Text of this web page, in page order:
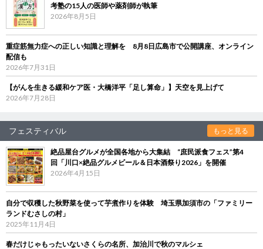
考塾の15人の医師や薬剤師が執筆
2026年8月5日
重症筋無力症への正しい知識と理解を 8月8日広島市で公開講座、オンライン
配信も
2026年7月31日
【がんを生きる緩和ケア医・大橋洋平「足し算命」】天空を見上げて
2026年7月28日
フェスティバル もっと見る
絶品屋台グルメが全国各地から大集結 “庶民派食フェス”第4
回「川口×絶品グルメビール＆日本酒祭り2026」を開催
2026年4月15日
自分で収穫した秋野菜を使って芋煮作りを体験 埼玉県加須市の「ファミリー
ランドむさしの村」
2025年11月4日
春だけじゃもったいないさくらの名所、加治川で秋のマルシェ